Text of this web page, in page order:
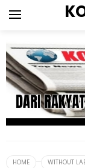
HOME WITHOUT